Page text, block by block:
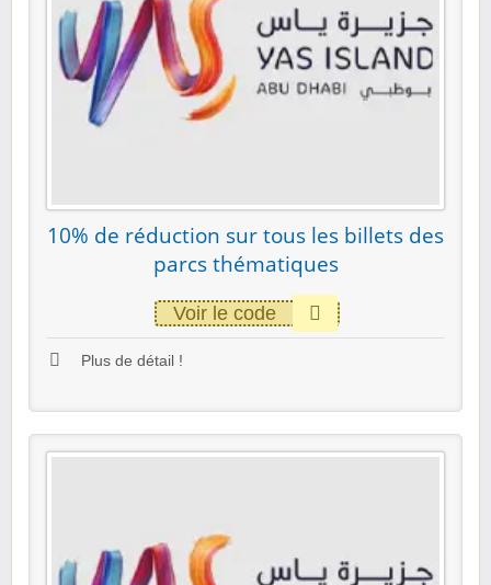
10% de réduction sur tous les billets des
parcs thématiques
Voir le code
Plus de détail !